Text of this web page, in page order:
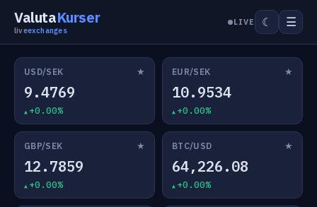
ValutaKurser
liveexchanges
LIVE ☾ ☰
USD/SEK ★
9.4769
+0.00%
EUR/SEK ★
10.9534
+0.00%
GBP/SEK ★
12.7859
+0.00%
BTC/USD ★
64,226.08
+0.00%